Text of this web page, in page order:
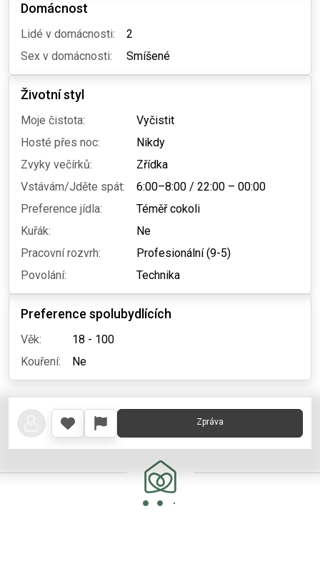
Domácnost
Lidé v domácnosti:
2
Sex v domácnosti:
Smíšené
Životní styl
Moje čistota:
Vyčistit
Hosté přes noc:
Nikdy
Zvyky večírků:
Zřídka
Vstávám/Jděte spát:
6:00–8:00 / 22:00 – 00:00
Preference jídla:
Téměř cokoli
Kuřák:
Ne
Pracovní rozvrh:
Profesionální (9-5)
Povolání:
Technika
Preference spolubydlících
Věk:
18 - 100
Kouření:
Ne
Zpráva